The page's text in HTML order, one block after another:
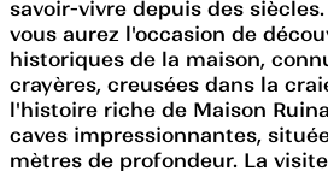
savoir-vivre depuis des
vous aurez l'occasion de
historiques de la maison,
crayères, creusées dans la
l'histoire riche de Maison
caves impressionnantes,
mètres de profondeur. La